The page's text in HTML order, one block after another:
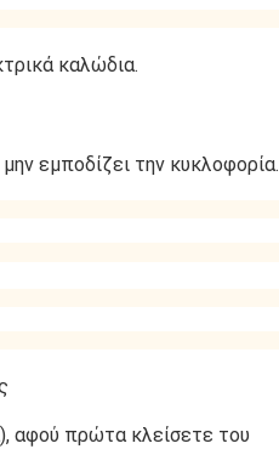
καλώδια.
εμποδίζει την κυκλοφορία.
αφού πρώτα κλείσετε του